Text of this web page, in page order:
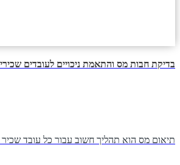
בדיקת חבות מס והתאמת ניכויים לעובדים
תיאום מס הוא תהליך חשוב עבור כל עובד